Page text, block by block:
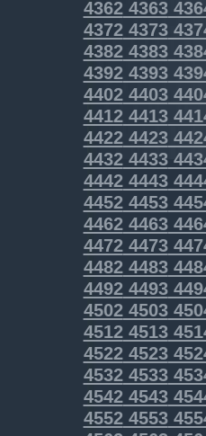
43624363
43724373
43824383
43924393
44024403
44124413
44224423
44324433
44424443
44524453
44624463
44724473
44824483
44924493
45024503
45124513
45224523
45324533
45424543
45524553